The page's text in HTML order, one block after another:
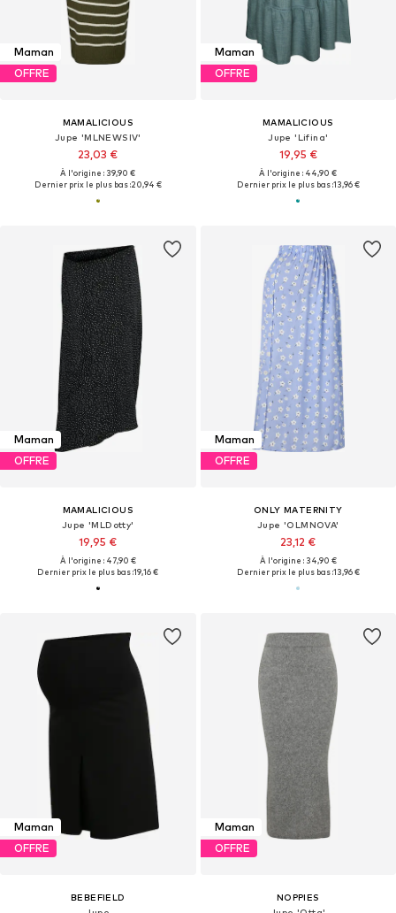
Maman
OFFRE
MAMALICIOUS
Jupe 'MLNEWSIV'
23,03 €
À l'origine : 39,90 €
Dernier prix le plus bas :20,94 €
Maman
OFFRE
MAMALICIOUS
Jupe 'Lifina'
19,95 €
À l'origine : 44,90 €
Dernier prix le plus bas :13,96 €
Maman
OFFRE
MAMALICIOUS
Jupe 'MLDotty'
19,95 €
À l'origine : 47,90 €
Dernier prix le plus bas :19,16 €
Maman
OFFRE
ONLY MATERNITY
Jupe 'OLMNOVA'
23,12 €
À l'origine : 34,90 €
Dernier prix le plus bas :13,96 €
Maman
OFFRE
BEBEFIELD
Maman
OFFRE
NOPPIES